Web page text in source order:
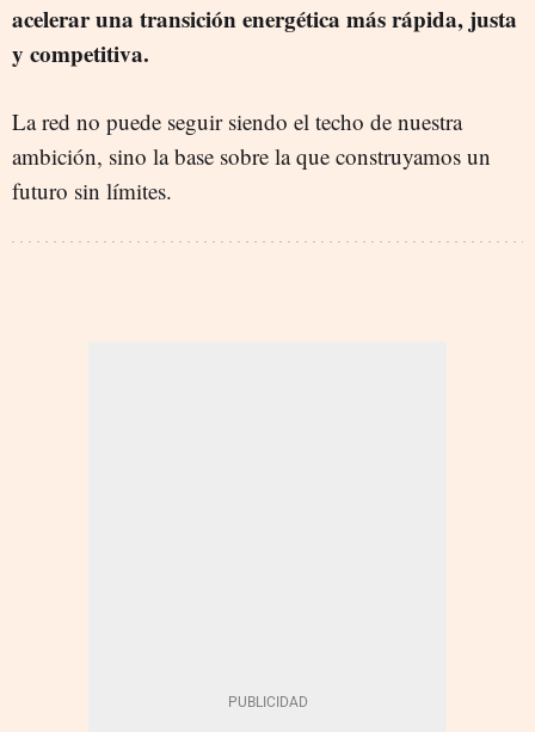
acelerar una transición energética más rápida, justa
y competitiva.
La red no puede seguir siendo el techo de nuestra
ambición, sino la base sobre la que construyamos un
futuro sin límites.